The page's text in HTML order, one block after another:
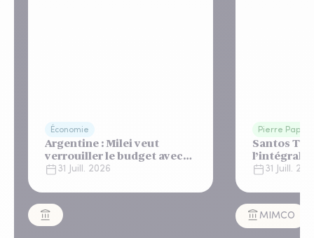
Économie
Argentine : Milei veut
verrouiller le budget avec
un "shutdown"
regard bienveillant du FMI
31 Juill. 2026
Pierre Papier
Santos
31 Juill.
MIMCO